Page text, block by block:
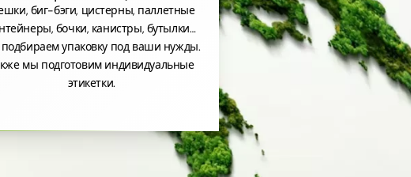
биг-бэги, цистерны, паллетные
бочки, канистры, бутылки…
упаковку под ваши нужды.
мы подготовим индивидуальные
этикетки.